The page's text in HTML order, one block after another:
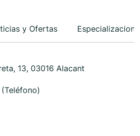
y Ofertas
13, 03016 Alacant
(Teléfono)